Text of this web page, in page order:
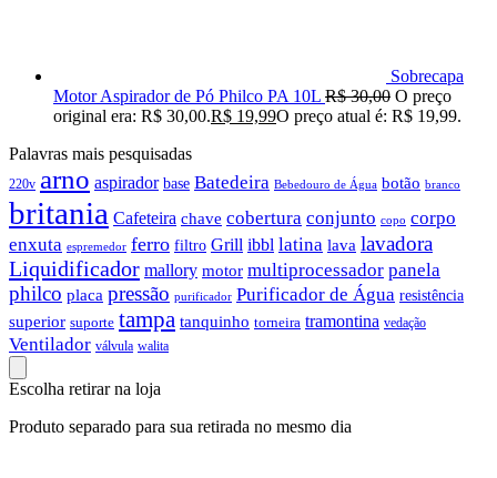
Sobrecapa
Motor Aspirador de Pó Philco PA 10L R$30,00 O preço
original era: R$ 30,00.R$ 19,99O preço atual é: R$ 19,99.
Palavras mais pesquisadas
220v arno aspirador base Batedeira Bebedouro de Água botão branco
britania Cafeteira chave cobertura conjunto copo corpo
enxuta espremedor ferro filtro Grill ibbl latina lava lavadora
Liquidificador mallory motor multiprocessador panela
philco placa pressão purificador Purificador de Água resistência
superior suporte tampa tanquinho torneira tramontina vedação
Ventilador válvula walita
Escolha retirar na loja
Produto separado para sua retirada no mesmo dia